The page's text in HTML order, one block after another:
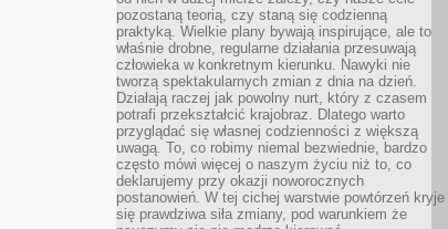
pozostaną teorią, czy staną się codzienną
praktyką. Wielkie plany bywają inspirujące, ale to
właśnie drobne, regularne działania przesuwają
człowieka w konkretnym kierunku. Nawyki nie
tworzą spektakularnych zmian z dnia na dzień.
Działają raczej jak powolny nurt, który z czasem
potrafi przekształcić krajobraz. Dlatego warto
przyglądać się własnej codzienności z większą
uwagą. To, co robimy niemal bezwiednie, bardzo
często mówi więcej o naszym życiu niż to, co
deklarujemy przy okazji noworocznych
postanowień. W tej cichej warstwie powtórzeń kryje
się prawdziwa siła zmiany, pod warunkiem że